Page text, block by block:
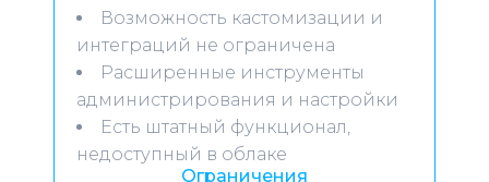
Возможность кастомизации и
интеграций не ограничена
Расширенные инструменты
администрирования и настройки
Есть штатный функционал,
недоступный в облаке
Ограничения